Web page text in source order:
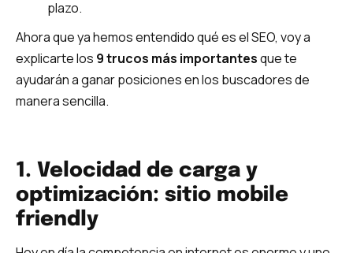
plazo.
Ahora que ya hemos entendido qué es el SEO, voy a
explicarte los 9 trucos más importantesque te
ayudarán a ganar posiciones en los buscadores de
manera sencilla.
1. Velocidad de carga y
optimización: sitio mobile
friendly